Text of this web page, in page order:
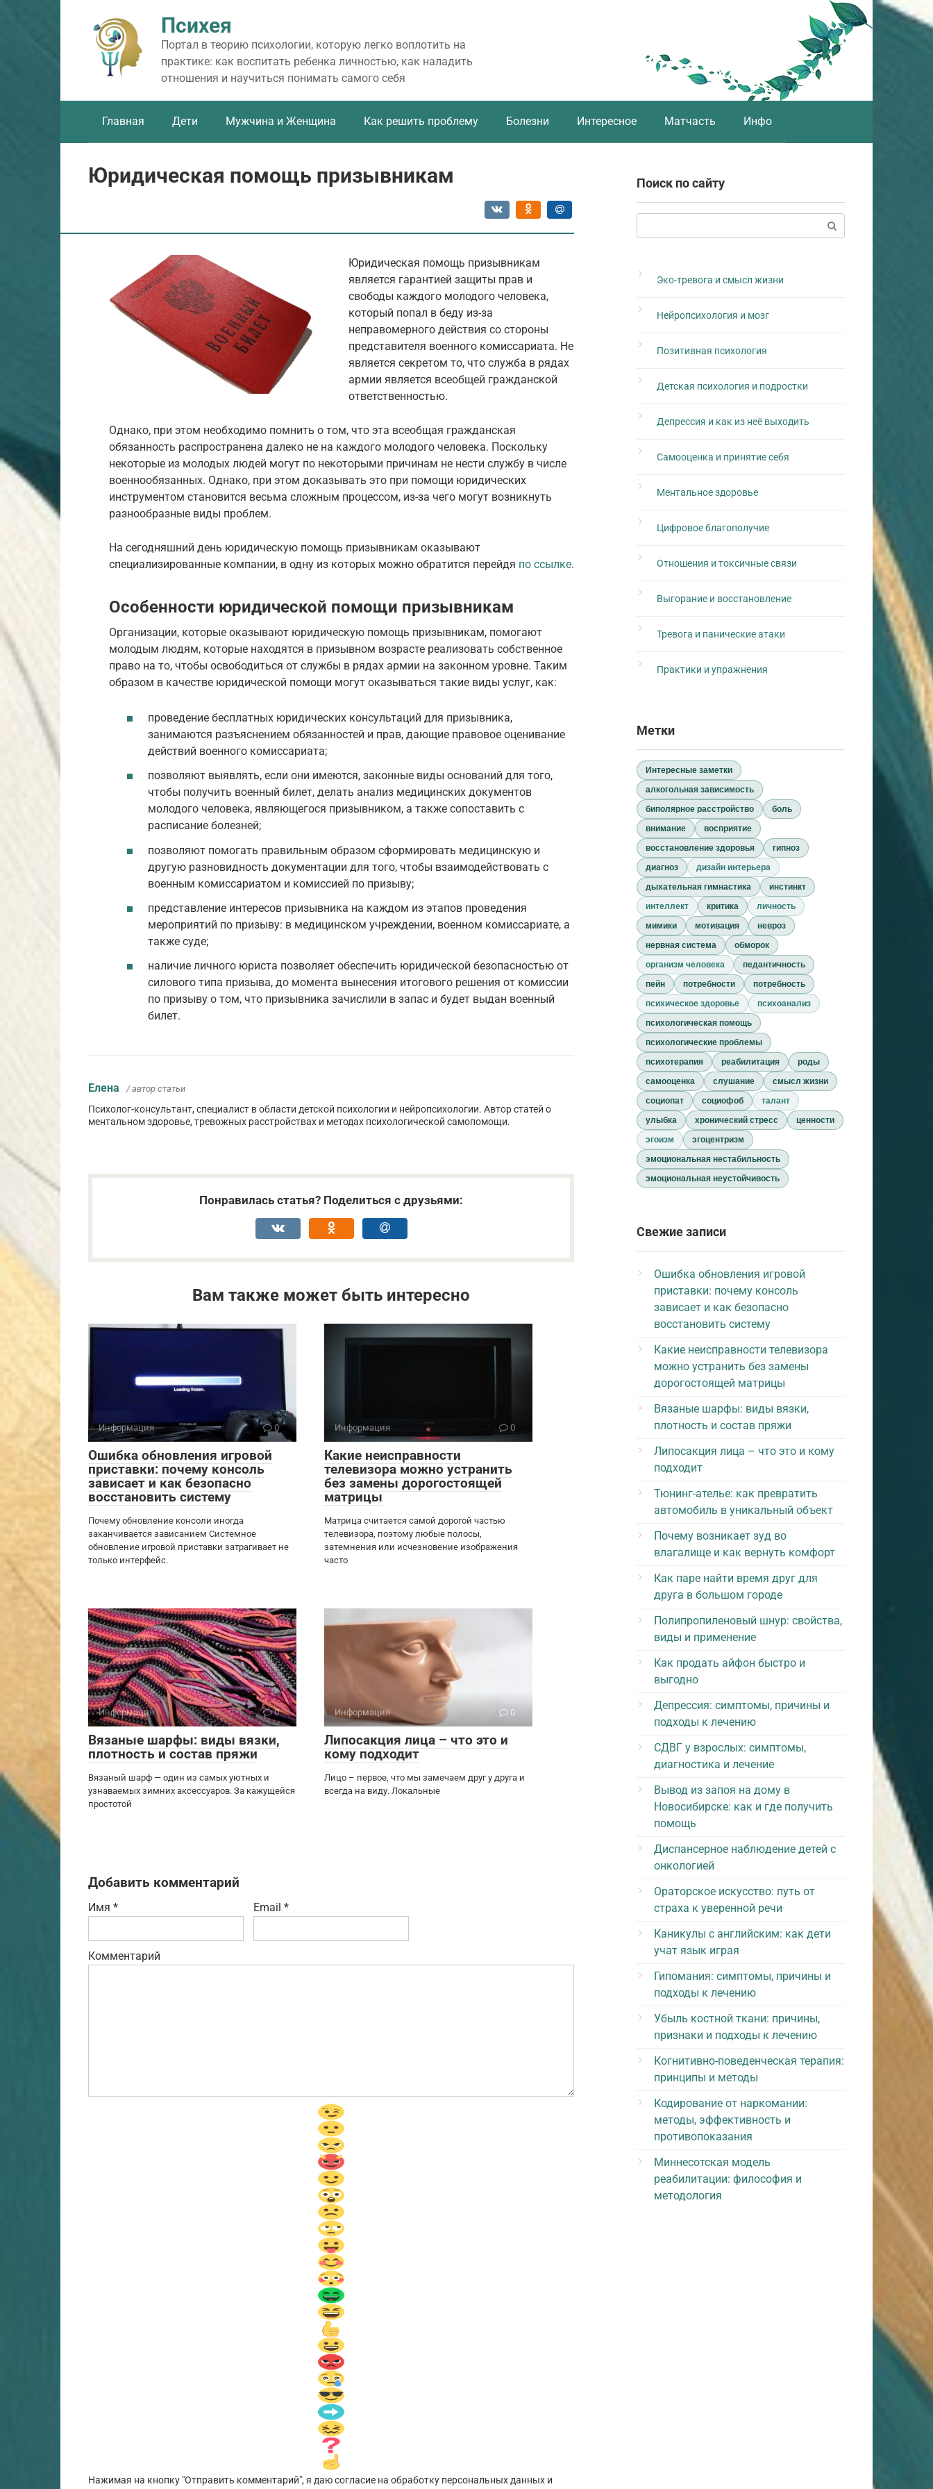
Психея
Портал в теорию психологии, которую легко воплотить на
практике: как воспитать ребенка личностью, как наладить
отношения и научиться понимать самого себя
Главная Дети Мужчина и Женщина Как решить проблему Болезни Интересное Матчасть Инфо
Юридическая помощь призывникам
Юридическая помощь призывникам
является гарантией защиты прав и
свободы каждого молодого человека,
который попал в беду из-за
неправомерного действия со стороны
представителя военного комиссариата. Не
является секретом то, что служба в рядах
армии является всеобщей гражданской
ответственностью.
Однако, при этом необходимо помнить о том, что эта всеобщая гражданская
обязанность распространена далеко не на каждого молодого человека. Поскольку
некоторые из молодых людей могут по некоторыми причинам не нести службу в числе
военнообязанных. Однако, при этом доказывать это при помощи юридических
инструментом становится весьма сложным процессом, из-за чего могут возникнуть
разнообразные виды проблем.
На сегодняшний день юридическую помощь призывникам оказывают
специализированные компании, в одну из которых можно обратится перейдя по ссылке.
Особенности юридической помощи призывникам
Организации, которые оказывают юридическую помощь призывникам, помогают
молодым людям, которые находятся в призывном возрасте реализовать собственное
право на то, чтобы освободиться от службы в рядах армии на законном уровне. Таким
образом в качестве юридической помощи могут оказываться такие виды услуг, как:
проведение бесплатных юридических консультаций для призывника,
занимаются разъяснением обязанностей и прав, дающие правовое оценивание
действий военного комиссариата;
позволяют выявлять, если они имеются, законные виды оснований для того,
чтобы получить военный билет, делать анализ медицинских документов
молодого человека, являющегося призывником, а также сопоставить с
расписание болезней;
позволяют помогать правильным образом сформировать медицинскую и
другую разновидность документации для того, чтобы взаимодействовать с
военным комиссариатом и комиссией по призыву;
представление интересов призывника на каждом из этапов проведения
мероприятий по призыву: в медицинском учреждении, военном комиссариате, а
также суде;
наличие личного юриста позволяет обеспечить юридической безопасностью от
силового типа призыва, до момента вынесения итогового решения от комиссии
по призыву о том, что призывника зачислили в запас и будет выдан военный
билет.
Елена / автор статьи
Психолог-консультант, специалист в области детской психологии и нейропсихологии. Автор статей о
ментальном здоровье, тревожных расстройствах и методах психологической самопомощи.
Понравилась статья? Поделиться с друзьями:
Вам также может быть интересно
Информация 0
Ошибка обновления игровой
приставки: почему консоль
зависает и как безопасно
восстановить систему
Почему обновление консоли иногда
заканчивается зависанием Системное
обновление игровой приставки затрагивает не
только интерфейс.
Информация 0
Какие неисправности
телевизора можно устранить
без замены дорогостоящей
матрицы
Матрица считается самой дорогой частью
телевизора, поэтому любые полосы,
затемнения или исчезновение изображения
часто
Информация 0
Вязаные шарфы: виды вязки,
плотность и состав пряжи
Вязаный шарф — один из самых уютных и
узнаваемых зимних аксессуаров. За кажущейся
простотой
Информация 0
Липосакция лица – что это и
кому подходит
Лицо – первое, что мы замечаем друг у друга и
всегда на виду. Локальные
Добавить комментарий
Имя * Email *
Комментарий
Нажимая на кнопку "Отправить комментарий", я даю согласие на обработку персональных данных и
Поиск по сайту
Эко-тревога и смысл жизни
Нейропсихология и мозг
Позитивная психология
Детская психология и подростки
Депрессия и как из неё выходить
Самооценка и принятие себя
Ментальное здоровье
Цифровое благополучие
Отношения и токсичные связи
Выгорание и восстановление
Тревога и панические атаки
Практики и упражнения
Метки
Интересные заметки
алкогольная зависимость
биполярное расстройство
боль
внимание
восприятие
восстановление здоровья
гипноз
диагноз
дизайн интерьера
дыхательная гимнастика
инстинкт
интеллект
критика
личность
мимики
мотивация
невроз
нервная система
обморок
организм человека
педантичность
пейн
потребности
потребность
психическое здоровье
психоанализ
психологическая помощь
психологические проблемы
психотерапия
реабилитация
роды
самооценка
слушание
смысл жизни
социопат
социофоб
талант
улыбка
хронический стресс
ценности
эгоизм
эгоцентризм
эмоциональная нестабильность
эмоциональная неустойчивость
Свежие записи
Ошибка обновления игровой
приставки: почему консоль
зависает и как безопасно
восстановить систему
Какие неисправности телевизора
можно устранить без замены
дорогостоящей матрицы
Вязаные шарфы: виды вязки,
плотность и состав пряжи
Липосакция лица – что это и кому
подходит
Тюнинг-ателье: как превратить
автомобиль в уникальный объект
Почему возникает зуд во
влагалище и как вернуть комфорт
Как паре найти время друг для
друга в большом городе
Полипропиленовый шнур: свойства,
виды и применение
Как продать айфон быстро и
выгодно
Депрессия: симптомы, причины и
подходы к лечению
СДВГ у взрослых: симптомы,
диагностика и лечение
Вывод из запоя на дому в
Новосибирске: как и где получить
помощь
Диспансерное наблюдение детей с
онкологией
Ораторское искусство: путь от
страха к уверенной речи
Каникулы с английским: как дети
учат язык играя
Гипомания: симптомы, причины и
подходы к лечению
Убыль костной ткани: причины,
признаки и подходы к лечению
Когнитивно-поведенческая терапия:
принципы и методы
Кодирование от наркомании:
методы, эффективность и
противопоказания
Миннесотская модель
реабилитации: философия и
методология